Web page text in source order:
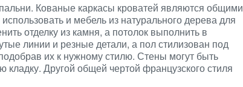
Кованые каркасы кроватей являются общими
и мебель из натурального дерева для
отделку из камня, а потолок выполнить в
линии и резные детали, а пол стилизован под
их к нужному стилю. Стены могут быть
Другой общей чертой французского стиля